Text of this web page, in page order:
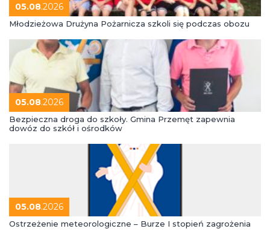
05.08.2026
Młodzieżowa Drużyna Pożarnicza szkoli się podczas obozu
05.08.2026
Bezpieczna droga do szkoły. Gmina Przemęt zapewnia
dowóz do szkół i ośrodków
05.08.2026
Ostrzeżenie meteorologiczne – Burze I stopień zagrożenia